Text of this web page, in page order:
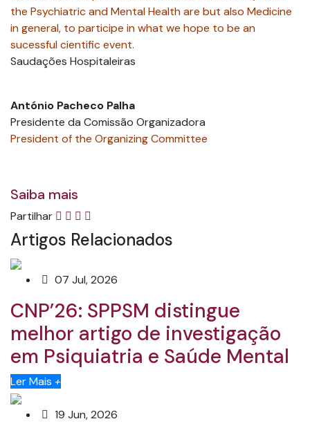
the Psychiatric and Mental Health are but also Medicine
in general, to participe in what we hope to be an
sucessful cientific event.
Saudações Hospitaleiras
António Pacheco Palha
Presidente da Comissão Organizadora
President of the Organizing Committee
Saiba mais
Partilhar
Artigos Relacionados
07 Jul, 2026
CNP’26: SPPSM distingue
melhor artigo de investigação
em Psiquiatria e Saúde Mental
Ler Mais +
19 Jun, 2026